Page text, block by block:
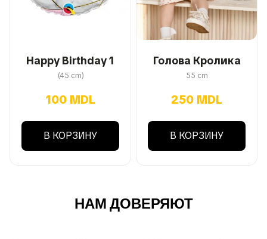
Happy Birthday 1
(45 cm)
100 MDL
В КОРЗИНУ
Голова Кролика
55 cm
250 MDL
В КОРЗИНУ
НАМ ДОВЕРЯЮТ